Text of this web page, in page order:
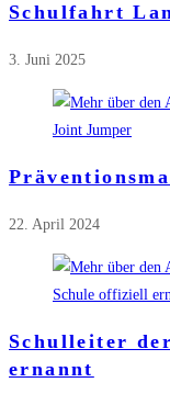
Schulfahrt
3. Juni 2025
22. April 2024
Schulleiter
ernannt